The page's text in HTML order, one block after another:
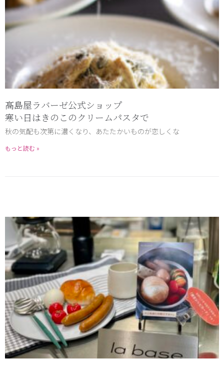
髙島屋ラバーゼ公式ショップ
寒い日はきのこのクリームパスタで
秋の気配も次第に濃くなり、あたたかいものが恋しくな
もっと読む »